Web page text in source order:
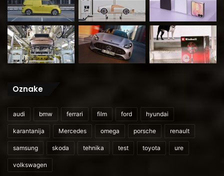
Oznake
audi bmw ferrari film ford hyundai
karantanija Mercedes omega porsche renault
samsung skoda tehnika test toyota ure
volkswagen